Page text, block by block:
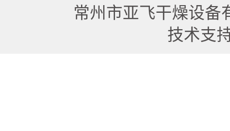
常州市亚飞干燥设备
技术支